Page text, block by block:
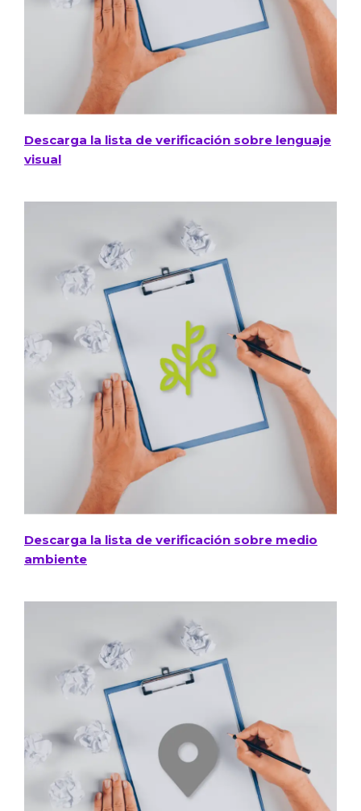
Descarga la lista de verificación sobre lenguaje
visual
Descarga la lista de verificación sobre medio
ambiente